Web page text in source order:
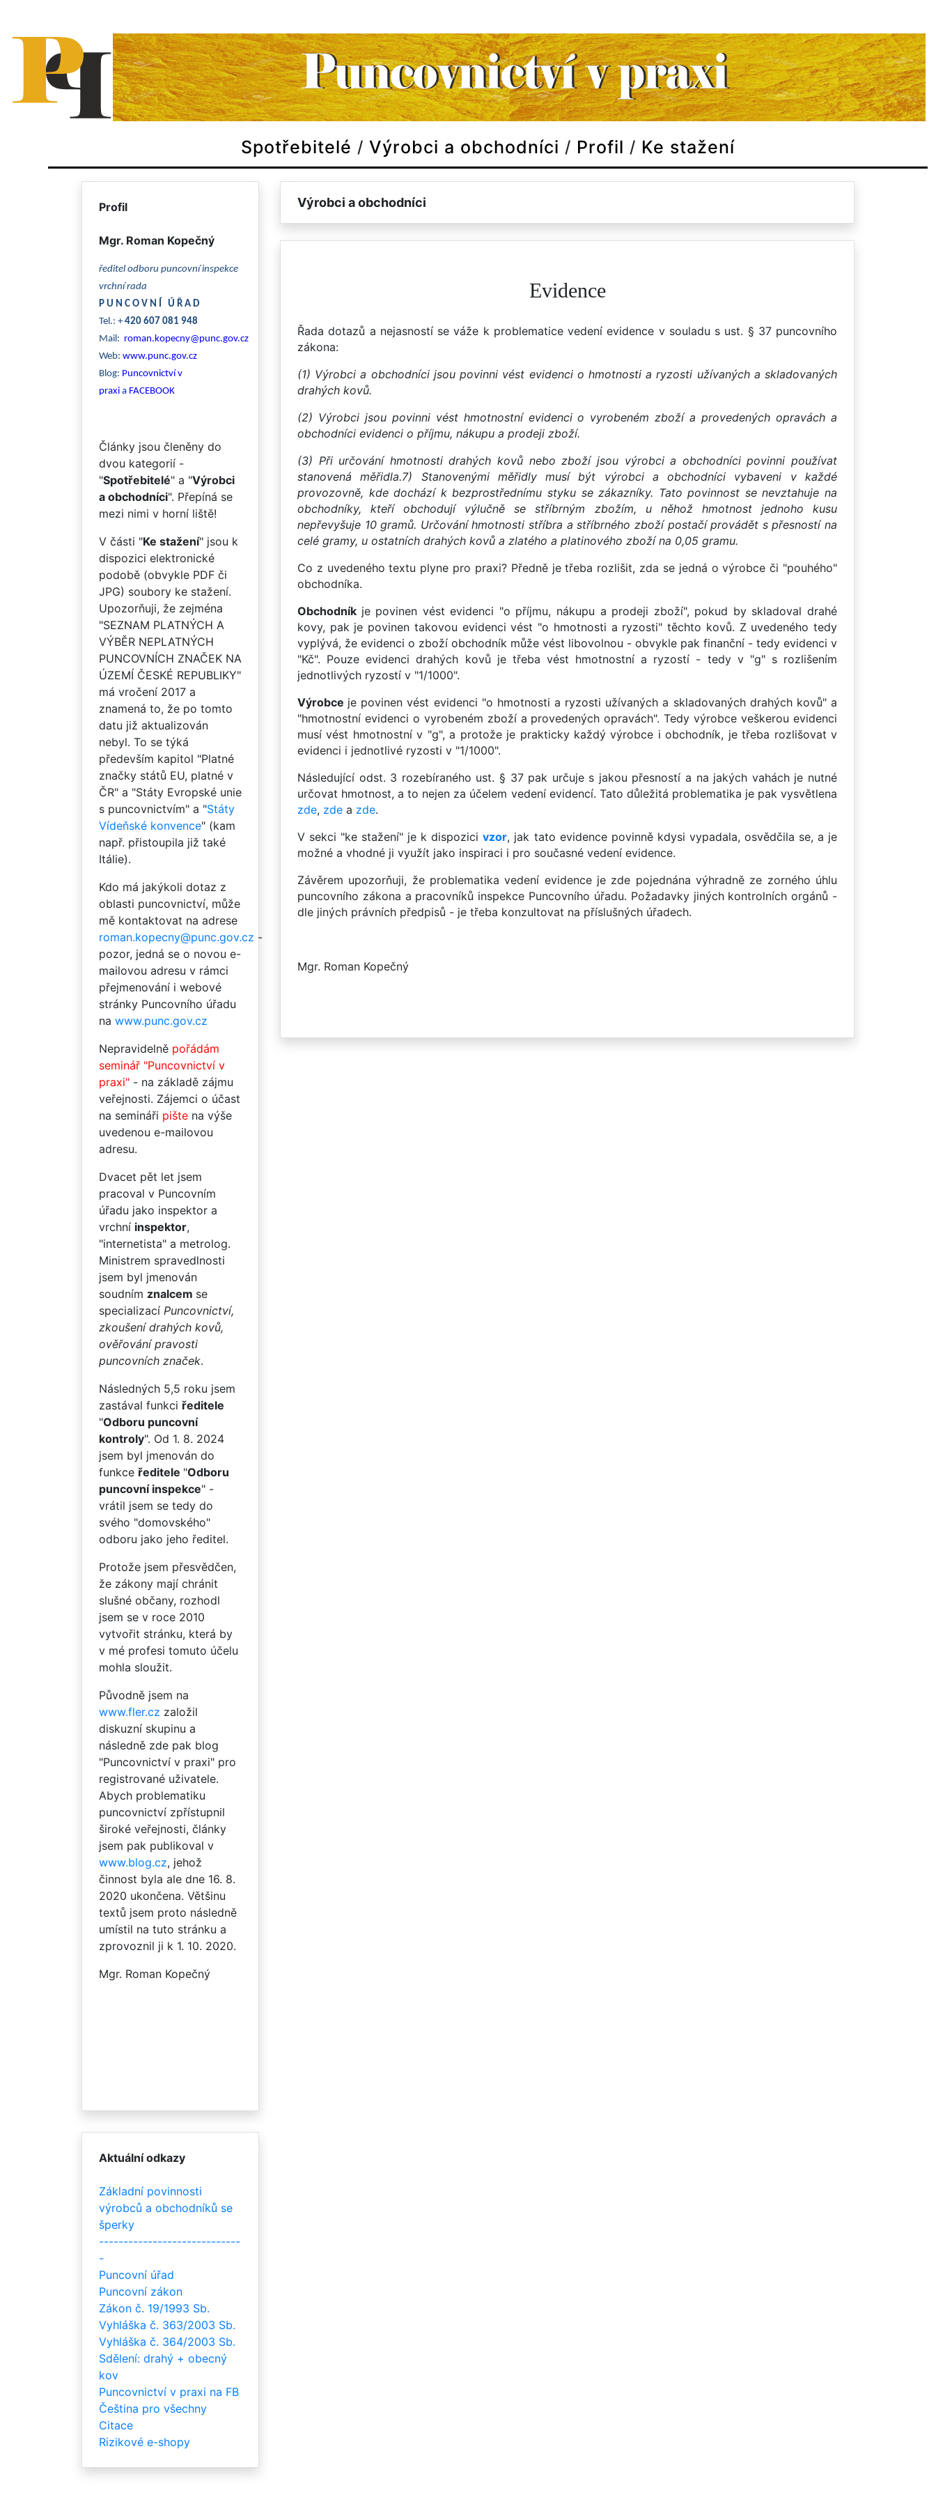
Spotřebitelé / Výrobci a obchodníci / Profil / Ke stažení
Profil
Mgr. Roman Kopečný
ředitel odboru puncovní inspekce
vrchní rada
P U N C O V N Í Ú Ř A D
Tel.: +420 607 081 948
Mail: roman.kopecny@punc.gov.cz
Web: www.punc.gov.cz
Blog: Puncovnictví v
praxi a FACEBOOK
Články jsou členěny do
dvou kategorií -
"Spotřebitelé" a "Výrobci
a obchodníci". Přepíná se
mezi nimi v horní liště!
V části "Ke stažení" jsou k
dispozici elektronické
podobě (obvykle PDF či
JPG) soubory ke stažení.
Upozorňuji, že zejména
"SEZNAM PLATNÝCH A
VÝBĚR NEPLATNÝCH
PUNCOVNÍCH ZNAČEK NA
ÚZEMÍ ČESKÉ REPUBLIKY"
má vročení 2017 a
znamená to, že po tomto
datu již aktualizován
nebyl. To se týká
především kapitol "Platné
značky států EU, platné v
ČR" a "Státy Evropské unie
s puncovnictvím" a "Státy
Vídeňské konvence" (kam
např. přistoupila již také
Itálie).
Kdo má jakýkoli dotaz z
oblasti puncovnictví, může
mě kontaktovat na adrese
roman.kopecny@punc.gov.cz -
pozor, jedná se o novou e-
mailovou adresu v rámci
přejmenování i webové
stránky Puncovního úřadu
na www.punc.gov.cz
Nepravidelně pořádám
seminář "Puncovnictví v
praxi" - na základě zájmu
veřejnosti. Zájemci o účast
na semináři pište na výše
uvedenou e-mailovou
adresu.
Dvacet pět let jsem
pracoval v Puncovním
úřadu jako inspektor a
vrchní inspektor,
"internetista" a metrolog.
Ministrem spravedlnosti
jsem byl jmenován
soudním znalcem se
specializací Puncovnictví,
zkoušení drahých kovů,
ověřování pravosti
puncovních značek.
Následných 5,5 roku jsem
zastával funkci ředitele
"Odboru puncovní
kontroly". Od 1. 8. 2024
jsem byl jmenován do
funkce ředitele "Odboru
puncovní inspekce" -
vrátil jsem se tedy do
svého "domovského"
odboru jako jeho ředitel.
Protože jsem přesvědčen,
že zákony mají chránit
slušné občany, rozhodl
jsem se v roce 2010
vytvořit stránku, která by
v mé profesi tomuto účelu
mohla sloužit.
Původně jsem na
www.fler.cz založil
diskuzní skupinu a
následně zde pak blog
"Puncovnictví v praxi" pro
registrované uživatele.
Abych problematiku
puncovnictví zpřístupnil
široké veřejnosti, články
jsem pak publikoval v
www.blog.cz, jehož
činnost byla ale dne 16. 8.
2020 ukončena. Většinu
textů jsem proto následně
umístil na tuto stránku a
zprovoznil ji k 1. 10. 2020.
Mgr. Roman Kopečný
Aktuální odkazy
Základní povinnosti
výrobců a obchodníků se
šperky
-----------------------------
-
Puncovní úřad
Puncovní zákon
Zákon č. 19/1993 Sb.
Vyhláška č. 363/2003 Sb.
Vyhláška č. 364/2003 Sb.
Sdělení: drahý + obecný
kov
Puncovnictví v praxi na FB
Čeština pro všechny
Citace
Rizikové e-shopy
Výrobci a obchodníci
Evidence
Řada dotazů a nejasností se váže k problematice vedení evidence v souladu s ust. § 37 puncovního
zákona:
(1) Výrobci a obchodníci jsou povinni vést evidenci o hmotnosti a ryzosti užívaných a skladovaných
drahých kovů.
(2) Výrobci jsou povinni vést hmotnostní evidenci o vyrobeném zboží a provedených opravách a
obchodníci evidenci o příjmu, nákupu a prodeji zboží.
(3) Při určování hmotnosti drahých kovů nebo zboží jsou výrobci a obchodníci povinni používat
stanovená měřidla.7) Stanovenými měřidly musí být výrobci a obchodníci vybaveni v každé
provozovně, kde dochází k bezprostřednímu styku se zákazníky. Tato povinnost se nevztahuje na
obchodníky, kteří obchodují výlučně se stříbrným zbožím, u něhož hmotnost jednoho kusu
nepřevyšuje 10 gramů. Určování hmotnosti stříbra a stříbrného zboží postačí provádět s přesností na
celé gramy, u ostatních drahých kovů a zlatého a platinového zboží na 0,05 gramu.
Co z uvedeného textu plyne pro praxi? Předně je třeba rozlišit, zda se jedná o výrobce či "pouhého"
obchodníka.
Obchodník je povinen vést evidenci "o příjmu, nákupu a prodeji zboží", pokud by skladoval drahé
kovy, pak je povinen takovou evidenci vést "o hmotnosti a ryzosti" těchto kovů. Z uvedeného tedy
vyplývá, že evidenci o zboží obchodník může vést libovolnou - obvykle pak finanční - tedy evidenci v
"Kč". Pouze evidenci drahých kovů je třeba vést hmotnostní a ryzostí - tedy v "g" s rozlišením
jednotlivých ryzostí v "1/1000".
Výrobce je povinen vést evidenci "o hmotnosti a ryzosti užívaných a skladovaných drahých kovů" a
"hmotnostní evidenci o vyrobeném zboží a provedených opravách". Tedy výrobce veškerou evidenci
musí vést hmotnostní v "g", a protože je prakticky každý výrobce i obchodník, je třeba rozlišovat v
evidenci i jednotlivé ryzosti v "1/1000".
Následující odst. 3 rozebíraného ust. § 37 pak určuje s jakou přesností a na jakých vahách je nutné
určovat hmotnost, a to nejen za účelem vedení evidencí. Tato důležitá problematika je pak vysvětlena
zde, zde a zde.
V sekci "ke stažení" je k dispozicivzor, jak tato evidence povinně kdysi vypadala, osvědčila se, a je
možné a vhodné ji využít jako inspiraci i pro současné vedení evidence.
Závěrem upozorňuji, že problematika vedení evidence je zde pojednána výhradně ze zorného úhlu
puncovního zákona a pracovníků inspekce Puncovního úřadu. Požadavky jiných kontrolních orgánů -
dle jiných právních předpisů - je třeba konzultovat na příslušných úřadech.
Mgr. Roman Kopečný